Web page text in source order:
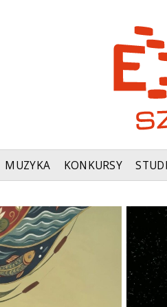
MUZYKA KONKURSY